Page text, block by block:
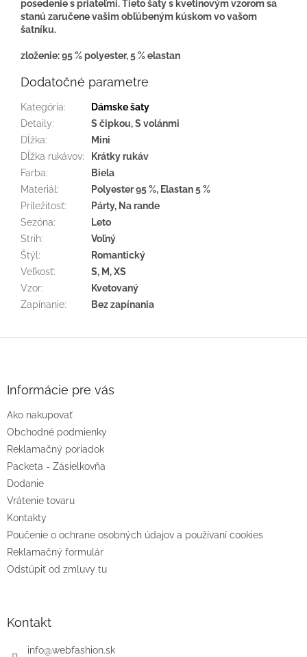
posedenie s priateľmi. Tieto šaty s kvetinovým vzorom sa
stanú zaručene vašim obľúbeným kúskom vo vašom
šatníku.
zloženie: 95 % polyester, 5 % elastan
Dodatočné parametre
Kategória:
Dámske šaty
Detaily:
S čipkou, S volánmi
Dĺžka:
Mini
Dĺžka rukávov:
Krátky rukáv
Farba:
Biela
Materiál:
Polyester 95 %, Elastan 5 %
Príležitosť:
Párty, Na rande
Sezóna:
Leto
Strih:
Voľný
Štýl:
Romantický
Veľkosť:
S, M, XS
Vzor:
Kvetovaný
Zapínanie: Bez zapínania
e
Informácie pre vás
Ako nakupovať
Obchodné podmienky
Reklamačný poriadok
Packeta - Zásielkovňa
Dodanie
Vrátenie tovaru
Kontakty
Poučenie o ochrane osobných údajov a používaní cookies
Reklamačný formulár
Odstúpiť od zmluvy tu
Kontakt
info@webfashion.sk